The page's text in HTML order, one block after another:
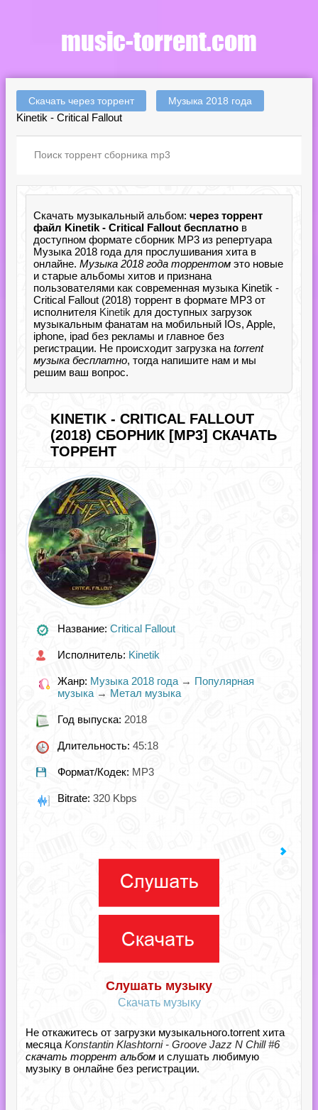
Скачать через торрент Музыка 2018 года
Kinetik - Critical Fallout
Скачать музыкальный альбом: через торрент
файл Kinetik - Critical Fallout бесплатно в
доступном формате сборник MP3 из репертуара
Музыка 2018 года для прослушивания хита в
онлайне. Музыка 2018 года торрентом это новые
и старые альбомы хитов и признана
пользователями как современная музыка Kinetik -
Critical Fallout (2018) торрент в формате MP3 от
исполнителя Kinetik для доступных загрузок
музыкальным фанатам на мобильный IOs, Apple,
iphone, ipad без рекламы и главное без
регистрации. Не происходит загрузка на torrent
музыка бесплатно, тогда напишите нам и мы
решим ваш вопрос.
KINETIK - CRITICAL FALLOUT
(2018) СБОРНИК [MP3] СКАЧАТЬ
ТОРРЕНТ
Название: Critical Fallout
Исполнитель: Kinetik
Жанр: Музыка 2018 года → Популярная
музыка → Метал музыка
Год выпуска: 2018
Длительность: 45:18
Формат/Кодек: MP3
Bitrate: 320 Kbps
Слушать музыку
Скачать музыку
Не откажитесь от загрузки музыкального.torrent хита
месяца Konstantin Klashtorni - Groove Jazz N Chill #6
скачать торрент альбом и слушать любимую
музыку в онлайне без регистрации.